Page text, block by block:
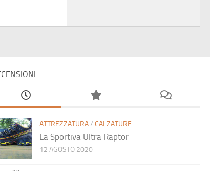
ATTREZZATURA/CALZATURE
La Sportiva Ultra Raptor
12 AGOSTO 2020